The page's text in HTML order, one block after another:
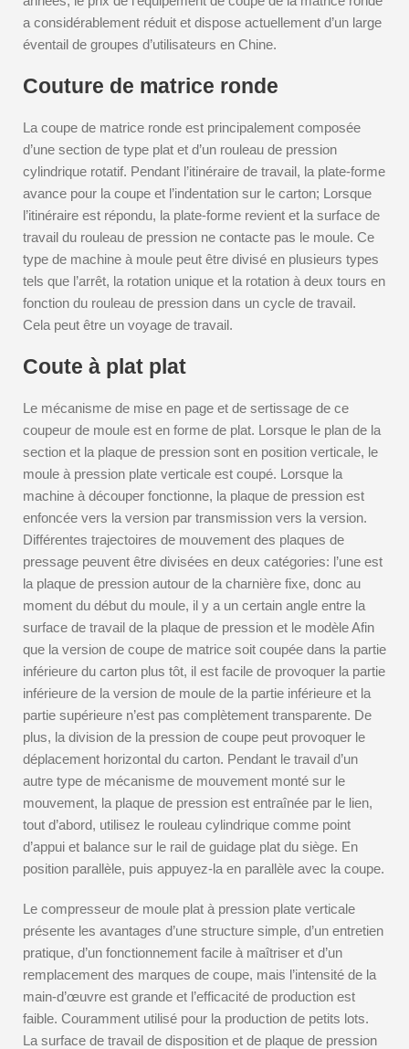
a considérablement réduit et dispose actuellement d’un large
éventail de groupes d’utilisateurs en Chine.
Couture de matrice ronde
La coupe de matrice ronde est principalement composée
d’une section de type plat et d’un rouleau de pression
cylindrique rotatif. Pendant l’itinéraire de travail, la plate-forme
avance pour la coupe et l’indentation sur le carton; Lorsque
l’itinéraire est répondu, la plate-forme revient et la surface de
travail du rouleau de pression ne contacte pas le moule. Ce
type de machine à moule peut être divisé en plusieurs types
tels que l’arrêt, la rotation unique et la rotation à deux tours en
fonction du rouleau de pression dans un cycle de travail.
Cela peut être un voyage de travail.
Coute à plat plat
Le mécanisme de mise en page et de sertissage de ce
coupeur de moule est en forme de plat. Lorsque le plan de la
section et la plaque de pression sont en position verticale, le
moule à pression plate verticale est coupé. Lorsque la
machine à découper fonctionne, la plaque de pression est
enfoncée vers la version par transmission vers la version.
Différentes trajectoires de mouvement des plaques de
pressage peuvent être divisées en deux catégories: l’une est
la plaque de pression autour de la charnière fixe, donc au
moment du début du moule, il y a un certain angle entre la
surface de travail de la plaque de pression et le modèle Afin
que la version de coupe de matrice soit coupée dans la partie
inférieure du carton plus tôt, il est facile de provoquer la partie
inférieure de la version de moule de la partie inférieure et la
partie supérieure n’est pas complètement transparente. De
plus, la division de la pression de coupe peut provoquer le
déplacement horizontal du carton. Pendant le travail d’un
autre type de mécanisme de mouvement monté sur le
mouvement, la plaque de pression est entraînée par le lien,
tout d’abord, utilisez le rouleau cylindrique comme point
d’appui et balance sur le rail de guidage plat du siège. En
position parallèle, puis appuyez-la en parallèle avec la coupe.
Le compresseur de moule plat à pression plate verticale
présente les avantages d’une structure simple, d’un entretien
pratique, d’un fonctionnement facile à maîtriser et d’un
remplacement des marques de coupe, mais l’intensité de la
main-d’œuvre est grande et l’efficacité de production est
faible. Couramment utilisé pour la production de petits lots.
La surface de travail de disposition et de plaque de pression